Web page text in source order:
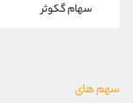
سهام گکوثر
سهم های